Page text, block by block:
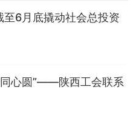
至6月底撬动社会总投资
心圆”——陕西工会联系